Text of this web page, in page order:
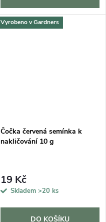
Vyrobeno v Gardners
Čočka červená semínka k
nakličování 10 g
19 Kč
Skladem >20 ks
DO KOŠÍKU